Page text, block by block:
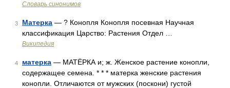
Словарь синонимов
3 Матерка — ? Конопля Конопля посевная Научная
классификация Царство: Растения Отдел …
Википедия
4 матерка — МАТЁРКА и; ж. Женское растение конопли,
содержащее семена. * * * матерка женские растения
конопли. Отличаются от мужских (поскони) густой